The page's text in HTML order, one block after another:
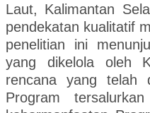
Laut, Kalimantan
pendekatan kualitatif
penelitian ini
yang dikelola oleh
rencana yang telah
Program